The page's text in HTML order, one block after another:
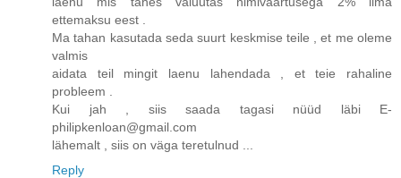
ettemaksu eest .
Ma tahan kasutada seda suurt keskmise teile , et me oleme
valmis
aidata teil mingit laenu lahendada , et teie rahaline
probleem .
Kui jah , siis saada tagasi nüüd läbi E-
philipkenloan@gmail.com
lähemalt , siis on väga teretulnud ...
Reply